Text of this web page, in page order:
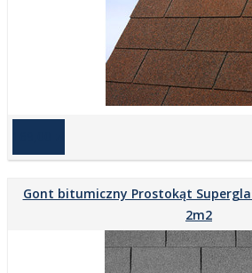
Gont bitumiczny Prostokąt
2m2